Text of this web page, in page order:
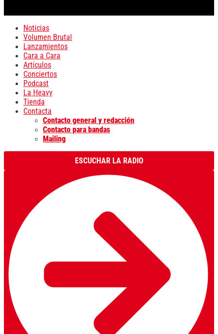
Noticias
Volumen Brutal
Lanzamientos
Cara a Cara
Artículos
Conciertos
Podcast
La Heavy
Tienda
Contacta
Contacto general y redacción
Contacto para bandas
Mailing
ESCUCHAR LA RADIO